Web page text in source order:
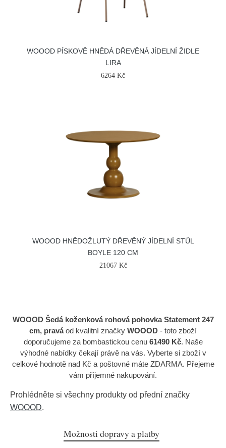
WOOOD PÍSKOVĚ HNĚDÁ DŘEVĚNÁ JÍDELNÍ ŽIDLE
LIRA
6264 Kč
WOOOD HNĚDOŽLUTÝ DŘEVĚNÝ JÍDELNÍ STŮL
BOYLE 120 CM
21067 Kč
WOOOD Šedá koženková rohová pohovka Statement 247
cm, praváod kvalitní značky WOOOD - toto zboží
doporučujeme za bombastickou cenu 61490 Kč. Naše
výhodné nabídky čekají právě na vás. Vyberte si zboží v
celkové hodnotě nad Kč a poštovné máte ZDARMA. Přejeme
vám příjemné nakupování.
Prohlédněte si všechny produkty od přední značky
WOOOD.
Možnosti dopravy a platby